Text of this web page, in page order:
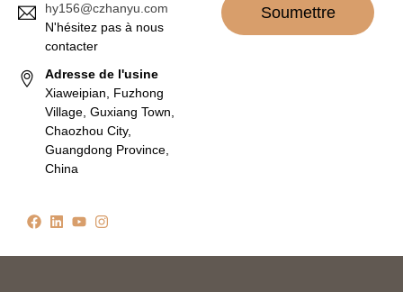
hy156@czhanyu.com
N'hésitez pas à nous
contacter
Adresse de l'usine
Xiaweipian, Fuzhong
Village, Guxiang Town,
Chaozhou City,
Guangdong Province,
China
Soumettre